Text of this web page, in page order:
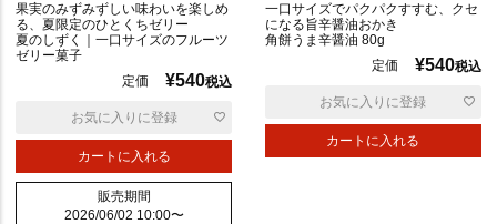
果実のみずみずしい味わいを楽しめ
る、夏限定のひとくちゼリー
夏のしずく｜一口サイズのフルーツ
ゼリー菓子
定価
¥540税込
カートに入れる
お気に入りに登録
販売期間
2026/06/02 10:00〜
一口サイズでパクパクすすむ、クセ
になる旨辛醤油おかき
角餅うま辛醤油 80g
定価
¥540税込
カートに入れる
お気に入りに登録